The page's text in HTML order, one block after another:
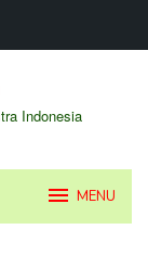
Indonesia
MENU